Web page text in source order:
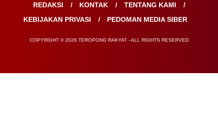
REDAKSI KONTAK
TENTANG KAMI
KEBIJAKAN PRIVASI
PEDOMAN MEDIA SIBER
COPYRIGHT © 2026 TEROPONG RAKYAT - ALL RIGHTS RESERVED